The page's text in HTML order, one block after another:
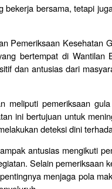
bekerja bersama, tetapi
Pemeriksaan Kesehatan
bertempat di Wantilan
dan antusias dari
meliputi pemeriksaan
ini bertujuan untuk
deteksi dini
antusias mengikuti
Selain pemeriksaan
menjaga pola